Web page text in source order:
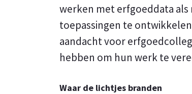
werken met erfgoeddata als
toepassingen te
aandacht voor
hebben om hun werk te
Waar de lichtjes branden